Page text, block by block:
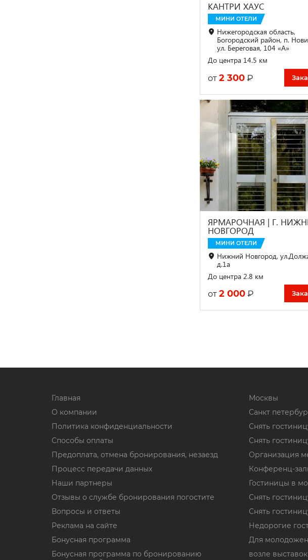
КАНТРИ ХАУС
МИНИ ОТЕЛИ
Нижегородская область,
Богородский район, п.
ул. Береговая, 104 «А»
До центра 14.5 км
от 2 300 ₽
ЯРМАРОЧНАЯ | Г.
НОВГОРОД
МИНИ ОТЕЛИ
Нижний Новгород,
д.1а
До центра 2.8 км
от 2 000 ₽
Главная
О компании
Политика конфиденциальности
Способы оплаты
Предоплата, отмена бронирования, незаезд
Процесс передачи данных
Наши партнеры
Отзывы о службе бронирования погостите
Вопросы и ответы
Реклама на сайте
Бонусная программа
Бонусная программа по бронированию
Москвы
Санкт
Снять
Снять
Организация
Конференц-
Гостиницы в
Снять
Снять
Недорогие
Для
возле выставок